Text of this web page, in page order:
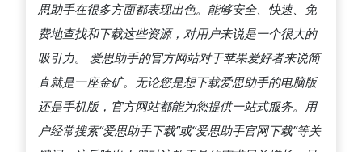
思助手在很多方面都表现出色。能够安全、快速、免
费地查找和下载这些资源，对用户来说是一个很大的
吸引力。 爱思助手的官方网站对于苹果爱好者来说简
直就是一座金矿。无论您是想下载爱思助手的电脑版
还是手机版，官方网站都能为您提供一站式服务。用
户经常搜索“爱思助手下载”或“爱思助手官网下载”等关